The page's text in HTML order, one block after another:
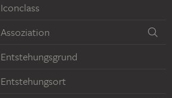
Iconclass
Assoziation
Entstehungsgrund
Entstehungsort